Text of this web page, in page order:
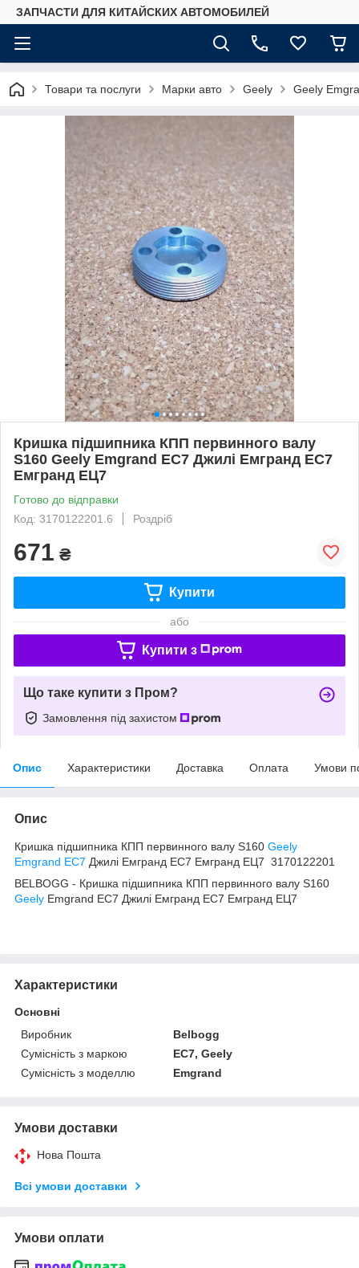
ЗАПЧАСТИ ДЛЯ КИТАЙСКИХ АВТОМОБИЛЕЙ
Товари та послуги Марки авто Geely Geely
Кришка підшипника КПП первинного валу
S160 Geely Emgrand EC7 Джилі Емгранд ЕС7
Емгранд ЕЦ7
Готово до відправки
Код: 3170122201.6
Роздріб
671 ₴
Купити
або
Купити з
Що таке купити з Пром?
Замовлення під захистом
Опис Характеристики Доставка Оплата Умови
Опис
Кришка підшипника КПП первинного валу S160 Geely
Emgrand EC7 Джилі Емгранд ЕС7 Емгранд ЕЦ7 3170122201
BELBOGG - Кришка підшипника КПП первинного валу S160
Geely Emgrand EC7 Джилі Емгранд ЕС7 Емгранд ЕЦ7
Характеристики
Основні
Виробник
Belbogg
Сумісність з маркою
EC7, Geely
Сумісність з моделлю
Emgrand
Умови доставки
Нова Пошта
Всі умови доставки
Умови оплати